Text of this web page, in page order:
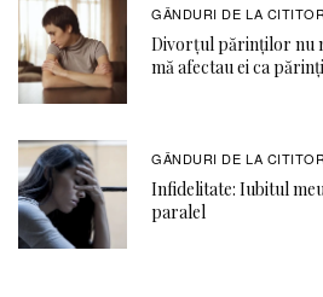
GÂNDURI DE LA
Divorțul părinților nu
mă afectau ei ca
GÂNDURI DE LA
Infidelitate: Iubitul
paralel